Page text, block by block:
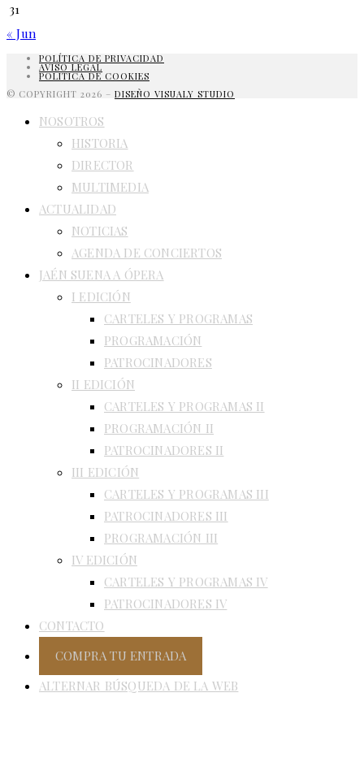
31
« Jun
POLÍTICA DE PRIVACIDAD
AVISO LEGAL
POLITICA DE COOKIES
© COPYRIGHT 2026 – DISEÑO VISUALY STUDIO
NOSOTROS
HISTORIA
DIRECTOR
MULTIMEDIA
ACTUALIDAD
NOTICIAS
AGENDA DE CONCIERTOS
JAÉN SUENA A ÓPERA
I EDICIÓN
CARTELES Y PROGRAMAS
PROGRAMACIÓN
PATROCINADORES
II EDICIÓN
CARTELES Y PROGRAMAS II
PROGRAMACIÓN II
PATROCINADORES II
III EDICIÓN
CARTELES Y PROGRAMAS III
PATROCINADORES III
PROGRAMACIÓN III
IV EDICIÓN
CARTELES Y PROGRAMAS IV
PATROCINADORES IV
CONTACTO
COMPRA TU ENTRADA
ALTERNAR BÚSQUEDA DE LA WEB